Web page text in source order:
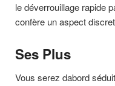
le déverrouillage rapide
confère un aspect
Ses Plus
Vous serez dabord